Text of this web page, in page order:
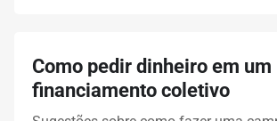
Como pedir dinheiro em um
financiamento coletivo